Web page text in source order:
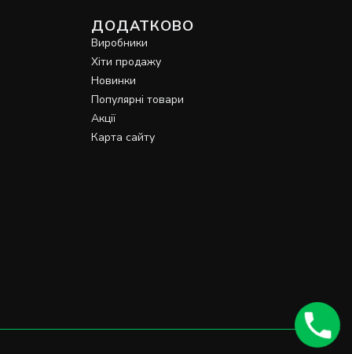
ДОДАТКОВО
Виробники
Хіти продажу
Новинки
Популярні товари
Акції
Карта сайту